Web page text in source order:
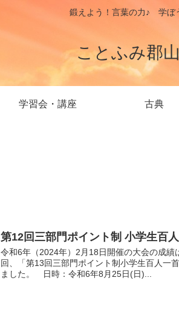
鍛えよう！言葉の力♪ 学ぼ
ことふみ郡
学習会・講座 古典
第12回三部門ポイント制 小学生百
令和6年（2024年）2月18日開催の大会の成績
回、「第13回三部門ポイント制小学生百人一
ました。 日時：令和6年8月25日(日)...